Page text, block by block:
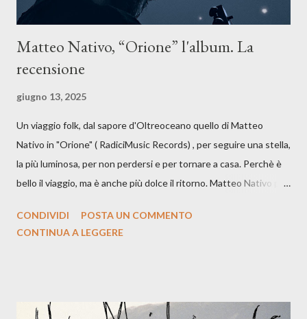
Matteo Nativo, “Orione” l'album. La
recensione
giugno 13, 2025
Un viaggio folk, dal sapore d'Oltreoceano quello di Matteo
Nativo in "Orione" ( RadiciMusic Records) , per seguire una stella,
la più luminosa, per non perdersi e per tornare a casa. Perchè è
bello il viaggio, ma è anche più dolce il ritorno. Matteo Nativo per
indubbiamente matura e consapevole oltre che con ottimi
CONDIVIDI
POSTA UN COMMENTO
CONTINUA A LEGGERE